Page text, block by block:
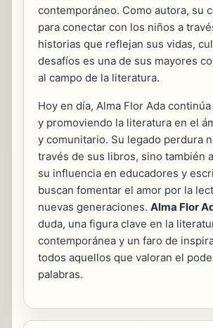
contemporáneo. Como autora, su
para conectar con los niños a
historias que reflejan sus vidas,
desafíos es una de sus mayores
al campo de la literatura.
Hoy en día, Alma Flor Ada
y promoviendo la literatura en el
y comunitario. Su legado perdura
través de sus libros, sino también
su influencia en educadores y
buscan fomentar el amor por la
nuevas generaciones. Alma Flor
duda, una figura clave en la
contemporánea y un faro de
todos aquellos que valoran el
palabras.